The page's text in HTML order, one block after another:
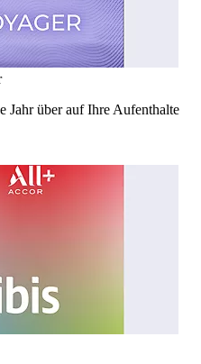
Jahr über auf Ihre Aufenthalte